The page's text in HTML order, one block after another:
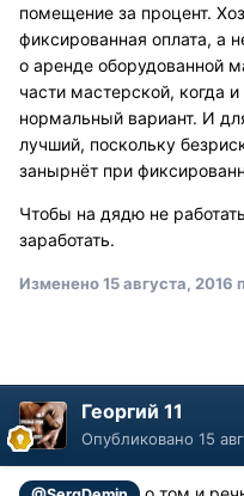
помещение за процент.
фиксированная оплата, а
о аренде оборудованной
части мастерской, когда
нормальный вариант. И
лучший, поскольку
занырнёт при
Чтобы на дядю не
заработать.
Изменено15 августа, 2016
Георгий 11
Опубликовано 15